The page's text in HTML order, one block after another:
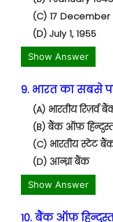
(C) 17 December
(D) July 1, 1955
Show Answer
9. भारत का सबसे
(A) भारतीय रिज़र्व
(B) बैंक ऑफ़
(C) भारतीय स्टेट
(D) आन्ध्रा बैंक
Show Answer
10. बैंक ऑफ़